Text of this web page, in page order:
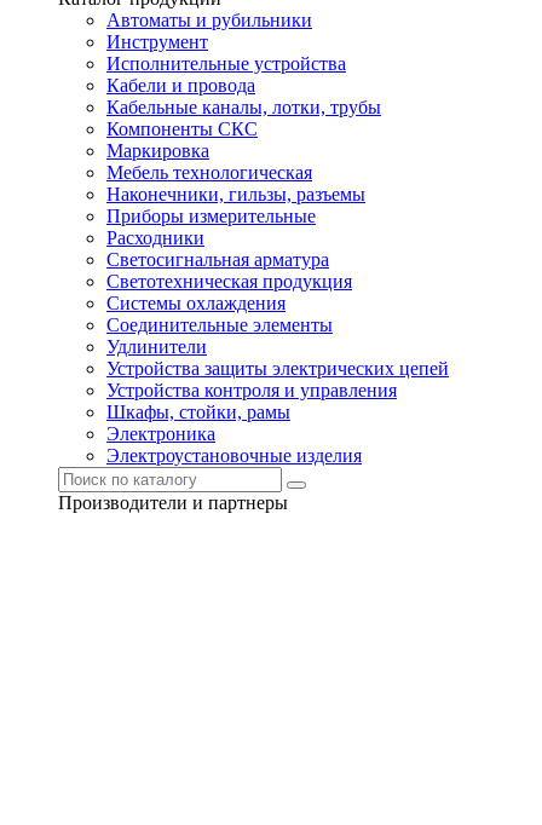
Автоматы и рубильники
Инструмент
Исполнительные устройства
Кабели и провода
Кабельные каналы, лотки, трубы
Компоненты СКС
Маркировка
Мебель технологическая
Наконечники, гильзы, разъемы
Приборы измерительные
Расходники
Светосигнальная арматура
Светотехническая продукция
Системы охлаждения
Соединительные элементы
Удлинители
Устройства защиты электрических цепей
Устройства контроля и управления
Шкафы, стойки, рамы
Электроника
Электроустановочные изделия
Производители и партнеры